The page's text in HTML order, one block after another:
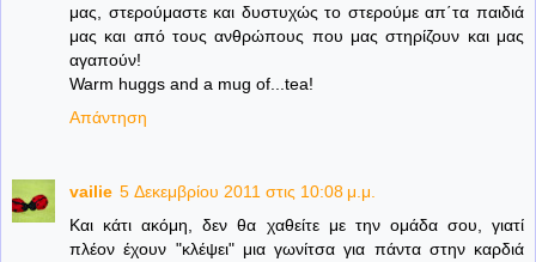
μας, στερούμαστε και δυστυχώς το στερούμε απ΄τα παιδιά
μας και από τους ανθρώπους που μας στηρίζουν και μας
αγαπούν!
Warm huggs and a mug of...tea!
Απάντηση
vailie 5 Δεκεμβρίου 2011 στις 10:08 μ.μ.
Και κάτι ακόμη, δεν θα χαθείτε με την ομάδα σου, γιατί
πλέον έχουν "κλέψει" μια γωνίτσα για πάντα στην καρδιά